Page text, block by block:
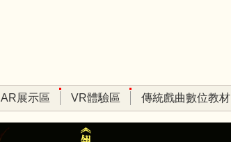
AR展示區 VR體驗區 傳統戲曲數位教材